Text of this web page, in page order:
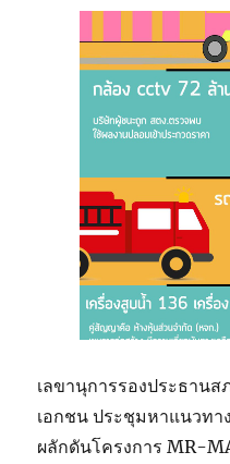
เลขานุการรองประธาน
เอกชน ประชุมหาแนวท
ผลักดันโครงการ MR-